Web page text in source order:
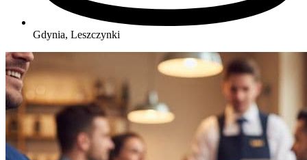
Gdynia, Leszczynki